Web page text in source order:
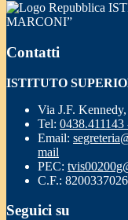
MARCONI”
Contatti
ISTITUTO
Via J.F.
Tel: 0438.411143
Email:
mail
PEC:
C.F.:
Seguici su